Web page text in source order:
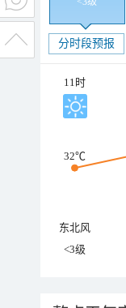
分时段预报
11时
32℃
东北风
<3级